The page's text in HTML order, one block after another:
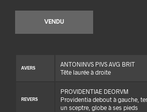
VENDU
AVERS
ANTONINVS PIVS AVG BRIT
Tête laurée à droite
REVERS
PROVIDENTIAE DEORVM
Providentia debout à gauche,
un sceptre, globe à ses pieds